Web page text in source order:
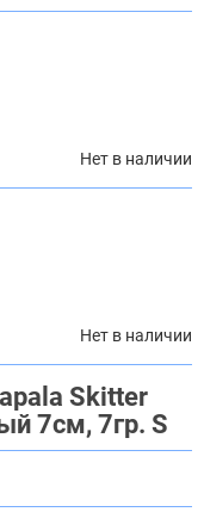
Нет в наличии
Нет в наличии
Skitter
7см, 7гр. S